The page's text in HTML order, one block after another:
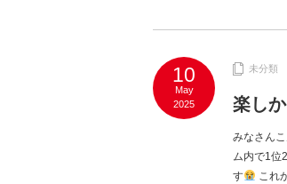
10
May
2025
未分類
楽し
みなさん
ム内で1位
す
これ